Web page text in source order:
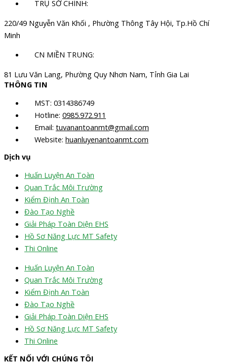
TRỤ SỞ CHÍNH:
220/49 Nguyễn Văn Khối , Phường Thông Tây Hội, Tp.Hồ Chí
Minh
CN MIỀN TRUNG:
81 Lưu Văn Lang, Phường Quy Nhơn Nam, Tỉnh Gia Lai
THÔNG TIN
MST: 0314386749
Hotline: 0985.972.911
Email: tuvanantoanmt@gmail.com
Website: huanluyenantoanmt.com
Dịch vụ
Huấn Luyện An Toàn
Quan Trắc Môi Trường
Kiểm Định An Toàn
Đào Tạo Nghề
Giải Pháp Toàn Diện EHS
Hồ Sơ Năng Lực MT Safety
Thi Online
Huấn Luyện An Toàn
Quan Trắc Môi Trường
Kiểm Định An Toàn
Đào Tạo Nghề
Giải Pháp Toàn Diện EHS
Hồ Sơ Năng Lực MT Safety
Thi Online
KẾT NỐI VỚI CHÚNG TÔI